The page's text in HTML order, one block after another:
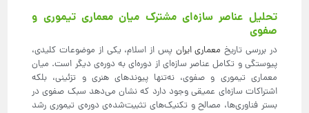
تحلیل عناصر سازه‌ای مشترک میان معماری تیموری و
صفوی
در بررسی تاریخ معماری ایران پس از اسلام، یکی از موضوعات کلیدی،
پیوستگی و تکامل عناصر سازه‌ای از دوره‌ای به دوره‌ی دیگر است. میان
معماری تیموری و صفوی، نه‌تنها پیوندهای هنری و تزئینی، بلکه
اشتراکات سازه‌ای عمیقی وجود دارد که نشان می‌دهد سبک صفوی در
بستر فناوری‌ها، مصالح و تکنیک‌های تثبیت‌شده‌ی دوره‌ی تیموری رشد